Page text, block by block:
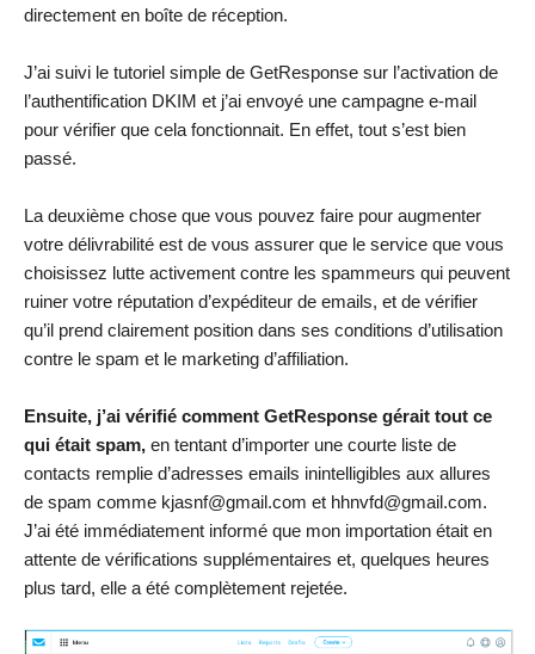
directement en boîte de réception.
J’ai suivi le tutoriel simple de GetResponse sur l’activation de
l’authentification DKIM et j’ai envoyé une campagne e-mail
pour vérifier que cela fonctionnait. En effet, tout s’est bien
passé.
La deuxième chose que vous pouvez faire pour augmenter
votre délivrabilité est de vous assurer que le service que vous
choisissez lutte activement contre les spammeurs qui peuvent
ruiner votre réputation d’expéditeur de emails, et de vérifier
qu’il prend clairement position dans ses conditions d’utilisation
contre le spam et le marketing d’affiliation.
Ensuite, j’ai vérifié comment GetResponse gérait tout ce
qui était spam, en tentant d’importer une courte liste de
contacts remplie d’adresses emails inintelligibles aux allures
de spam comme kjasnf@gmail.com et hhnvfd@gmail.com.
J’ai été immédiatement informé que mon importation était en
attente de vérifications supplémentaires et, quelques heures
plus tard, elle a été complètement rejetée.